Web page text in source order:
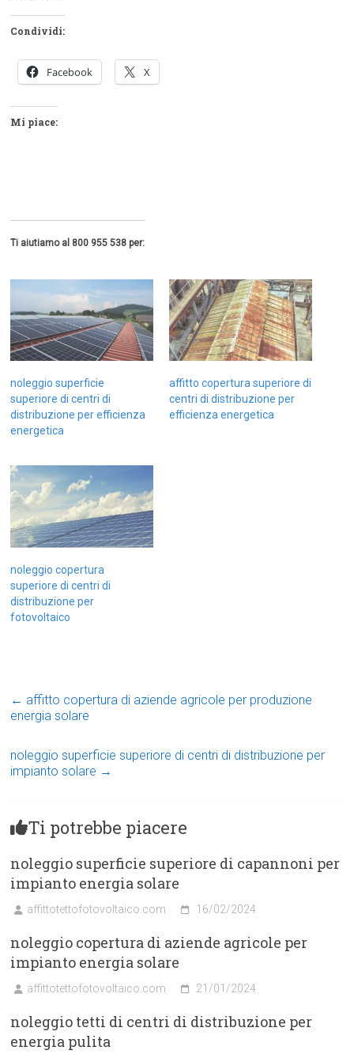
Condividi:
Facebook X
Mi piace:
Ti aiutiamo al 800 955 538 per:
noleggio superficie
superiore di centri di
distribuzione per efficienza
energetica
affitto copertura superiore di
centri di distribuzione per
efficienza energetica
noleggio copertura
superiore di centri di
distribuzione per
fotovoltaico
← affitto copertura di aziende agricole per produzione
energia solare
noleggio superficie superiore di centri di distribuzione per
impianto solare →
Ti potrebbe piacere
noleggio superficie superiore di capannoni per
impianto energia solare
affittotettofotovoltaico.com 16/02/2024
noleggio copertura di aziende agricole per
impianto energia solare
affittotettofotovoltaico.com 21/01/2024
noleggio tetti di centri di distribuzione per
energia pulita